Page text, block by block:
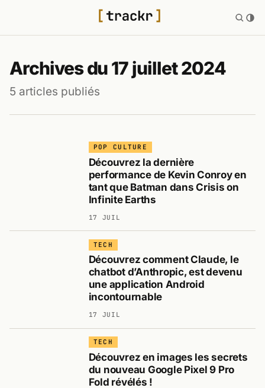
Archives du 17 juillet 2024
5 articles publiés
POP CULTURE
Découvrez la dernière
performance de Kevin Conroy en
tant que Batman dans Crisis on
Infinite Earths
17 JUIL
TECH
Découvrez comment Claude, le
chatbot d’Anthropic, est devenu
une application Android
incontournable
17 JUIL
TECH
Découvrez en images les secrets
du nouveau Google Pixel 9 Pro
Fold révélés !